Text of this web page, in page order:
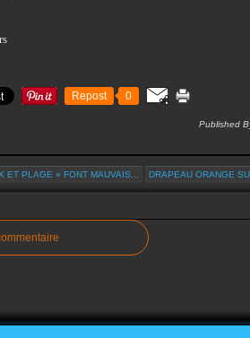
Repost 0
Published
ET PLAGE » FONT MAUVAIS... DRAPEAU ORANGE